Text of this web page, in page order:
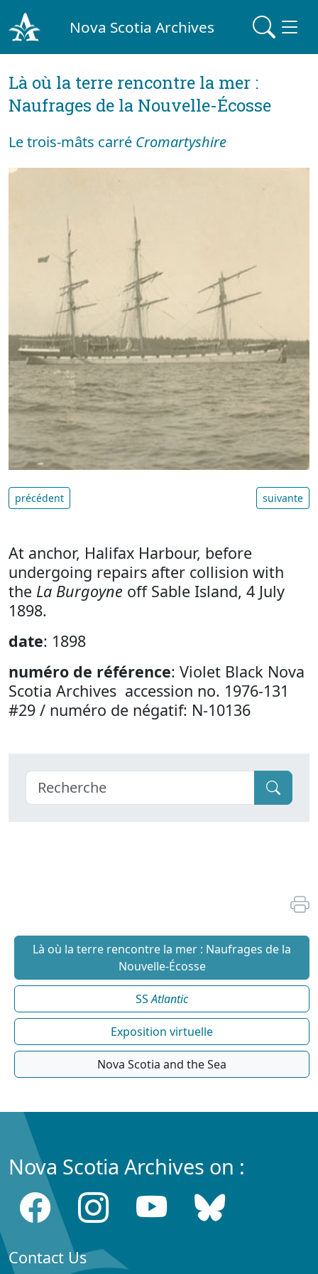
Nova Scotia Archives
Là où la terre rencontre la mer :
Naufrages de la Nouvelle-Écosse
Le trois-mâts carré Cromartyshire
précédent suivante
At anchor, Halifax Harbour, before
undergoing repairs after collision with
the La Burgoyne off Sable Island, 4 July
1898.
date: 1898
numéro de référence: Violet Black Nova
Scotia Archives accession no. 1976-131
#29 / numéro de négatif: N-10136
Là où la terre rencontre la mer : Naufrages de la
Nouvelle-Écosse
SSAtlantic
Exposition virtuelle
Nova Scotia and the Sea
Nova Scotia Archives on :
Contact Us